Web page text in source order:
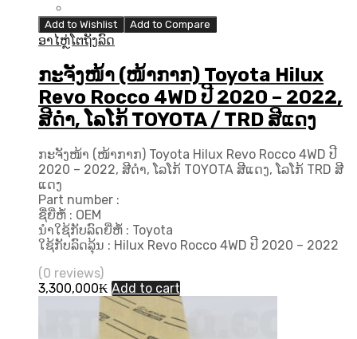
Add to Wishlist Add to Compare
ອາໄຫຼ່ໂຕຖັງລົດ
ກະຈັງໜ້າ (ໜ້າກາກ) Toyota Hilux
Revo Rocco 4WD ປີ 2020 – 2022,
ສີດຳ, ໂລໂກ້ TOYOTA / TRD ສີແດງ
ກະຈັງໜ້າ (ໜ້າກາກ) Toyota Hilux Revo Rocco 4WD ປີ
2020 – 2022, ສີດຳ, ໂລໂກ້ TOYOTA ສີແດງ, ໂລໂກ້ TRD ສີ
ແດງ
Part number :
ຊື່ຍີ່ຫໍ້ : OEM
ນຳໃຊ້ກັບລົດຍີ່ຫໍ້ : Toyota
ໃຊ້ກັບລົດລຸ້ນ : Hilux Revo Rocco 4WD ປີ 2020 – 2022
(0 reviews)
3,300,000₭ Add to cart